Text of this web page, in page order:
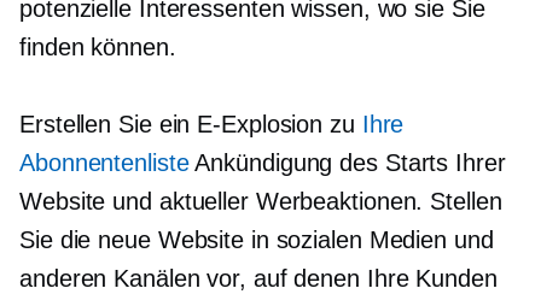
potenzielle Interessenten wissen, wo sie Sie
finden können.
Erstellen Sie ein E-Explosion zu Ihre
AbonnentenlisteAnkündigung des Starts Ihrer
Website und aktueller Werbeaktionen. Stellen
Sie die neue Website in sozialen Medien und
anderen Kanälen vor, auf denen Ihre Kunden